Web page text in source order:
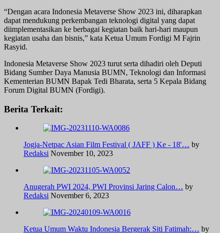
“Dengan acara Indonesia Metaverse Show 2023 ini, diharapkan
dapat mendukung perkembangan teknologi digital yang dapat
diimplementasikan ke berbagai kegiatan baik hari-hari maupun
kegiatan usaha dan bisnis,” kata Ketua Umum Fordigi M Fajrin
Rasyid.
Indonesia Metaverse Show 2023 turut serta dihadiri oleh Deputi
Bidang Sumber Daya Manusia BUMN, Teknologi dan Informasi
Kementerian BUMN Bapak Tedi Bharata, serta 5 Kepala Bidang
Forum Digital BUMN (Fordigi).
Berita Terkait:
Jogja-Netpac Asian Film Festival ( JAFF ) Ke - 18'… by
Redaksi November 10, 2023
Anugerah PWI 2024, PWI Provinsi Jaring Calon… by
Redaksi November 6, 2023
Ketua Umum Waktu Indonesia Bergerak Siti Fatimah:… by